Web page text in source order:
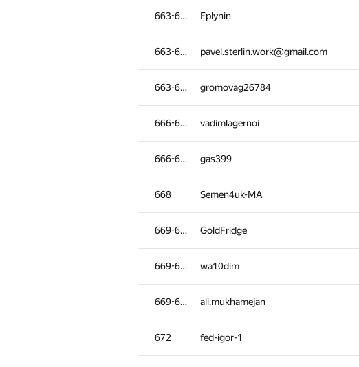
663-665 Fplynin
663-665 pavel.sterlin.work@gmail.com
663-665 gromovag26784
666-667 vadimlagernoi
666-667 gas399
668 Semen4uk-MA
669-671 GoldFridge
669-671 wa10dim
669-671 ali.mukhamejan
672 fed-igor-1